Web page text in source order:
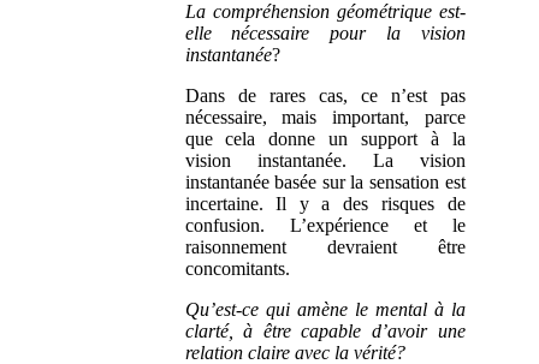
La compréhension géométrique est-
elle nécessaire pour la vision
instantanée?
Dans de rares cas, ce n’est pas
nécessaire, mais important,
parce
que cela
donne un support à la
vision instantanée. La vision
instantanée basée sur la sensation est
incertaine. Il y a des risques de
confusion. L’expérience et le
raisonnement devraient être
concomitants.
Qu’est-ce qui amène le mental à la
clarté, à être capable d’avoir une
relation claire avec la vérité?